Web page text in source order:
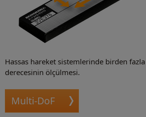
Hassas hareket sistemlerinde birden
derecesinin ölçülmesi.
Multi-DoF